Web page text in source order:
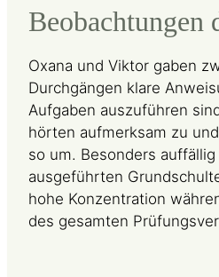
Beobachtungen
Oxana und Viktor gaben
Durchgängen klare
Aufgaben auszuführen
hörten aufmerksam zu
so um. Besonders
ausgeführten
hohe Konzentration
des gesamten